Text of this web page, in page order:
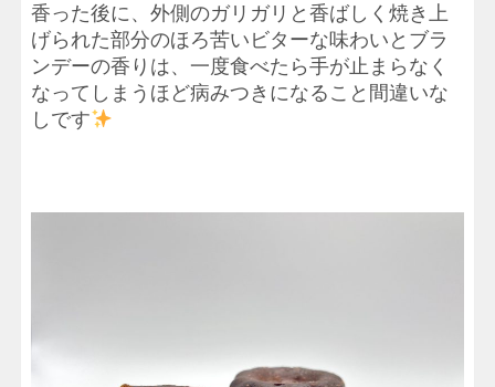
香った後に、外側のガリガリと香ばしく焼き上
げられた部分のほろ苦いビターな味わいとブラ
ンデーの香りは、一度食べたら手が止まらなく
なってしまうほど病みつきになること間違いな
しです